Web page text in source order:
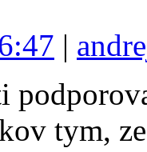
|
tym,